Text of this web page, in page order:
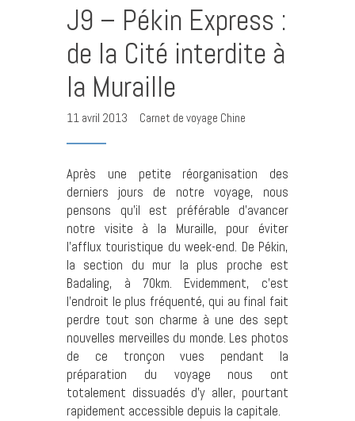
J9 – Pékin Express :
de la Cité interdite à
la Muraille
11 avril 2013 Carnet de voyage Chine
Après une petite réorganisation des
derniers jours de notre voyage, nous
pensons qu’il est préférable d’avancer
notre visite à la Muraille, pour éviter
l’afflux touristique du week-end. De Pékin,
la section du mur la plus proche est
Badaling, à 70km. Evidemment, c’est
l’endroit le plus fréquenté, qui au final fait
perdre tout son charme à une des sept
nouvelles merveilles du monde. Les photos
de ce tronçon vues pendant la
préparation du voyage nous ont
totalement dissuadés d’y aller, pourtant
rapidement accessible depuis la capitale.